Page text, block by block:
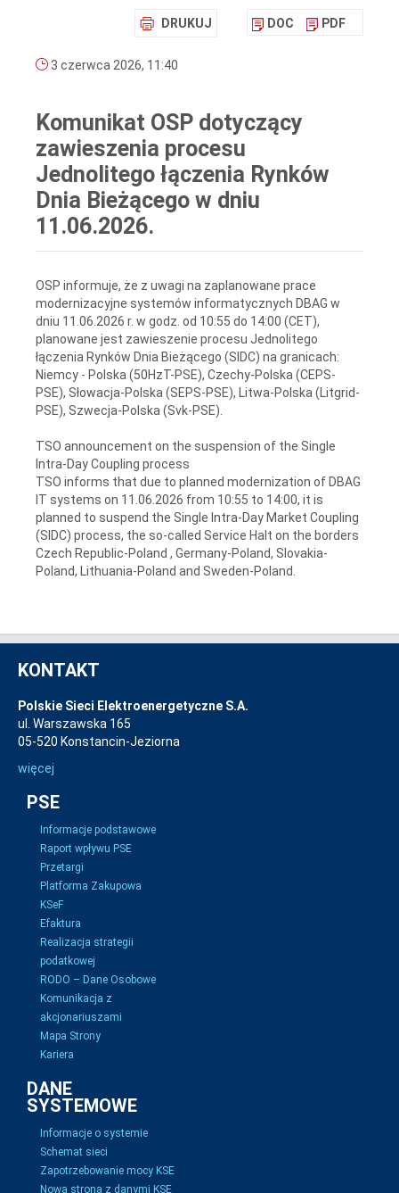
DRUKUJ DOC PDF
3 czerwca 2026, 11:40
Komunikat OSP dotyczący
zawieszenia procesu
Jednolitego łączenia Rynków
Dnia Bieżącego w dniu
11.06.2026.
OSP informuje, że z uwagi na zaplanowane prace
modernizacyjne systemów informatycznych DBAG w
dniu 11.06.2026 r. w godz. od 10:55 do 14:00 (CET),
planowane jest zawieszenie procesu Jednolitego
łączenia Rynków Dnia Bieżącego (SIDC) na granicach:
Niemcy - Polska (50HzT-PSE), Czechy-Polska (CEPS-
PSE), Słowacja-Polska (SEPS-PSE), Litwa-Polska (Litgrid-
PSE), Szwecja-Polska (Svk-PSE).
TSO announcement on the suspension of the Single
Intra-Day Coupling process
TSO informs that due to planned modernization of DBAG
IT systems on 11.06.2026 from 10:55 to 14:00, it is
planned to suspend the Single Intra-Day Market Coupling
(SIDC) process, the so-called Service Halt on the borders
Czech Republic-Poland , Germany-Poland, Slovakia-
Poland, Lithuania-Poland and Sweden-Poland.
KONTAKT
Polskie Sieci Elektroenergetyczne S.A.
ul. Warszawska 165
05-520 Konstancin-Jeziorna
więcej
PSE
Informacje podstawowe
Raport wpływu PSE
Przetargi
Platforma Zakupowa
KSeF
Efaktura
Realizacja strategii
podatkowej
RODO – Dane Osobowe
Komunikacja z
akcjonariuszami
Mapa Strony
Kariera
DANE
SYSTEMOWE
Informacje o systemie
Schemat sieci
Zapotrzebowanie mocy KSE
Nowa strona z danymi KSE